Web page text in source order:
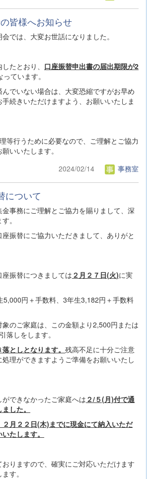
皆様へお知らせ
では、大変お世話になりました。
たとおり、 口座振替申出書の届出期限が2
っています。
んでいない場合は、大変恐縮ですがお早め
続きいただけますよう、お願いいたしま
等行うために必要なので、ご理解とご協力
いいたします。
2024/02/14
事務室
について
金事務にご理解とご協力を賜りまして、深
。
座振替にご協力いただきまして、ありがと
振替につきましては ２月２７日(火)に実
5,000円＋手数料、3年生3,182円＋手数料
のご家庭は、この金額より2,500円または
落しをします。
としとなります。 残高不足に十分ご注意
理ができますようご準備をお願いいたし
ができなかったご家庭へは ２/５(月)付で通
した。
２月２２日(木)までに現金にて納入いただ
たします。
りますので、確実にご対応いただけます
す。